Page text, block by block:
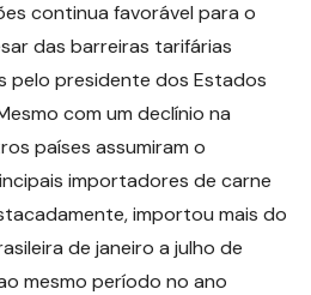
continua favorável para o
das barreiras tarifárias
pelo presidente dos Estados
com um declínio na
países assumiram o
importadores de carne
importou mais do
de janeiro a julho de
mesmo período no ano